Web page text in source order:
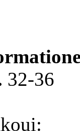
32-36
: